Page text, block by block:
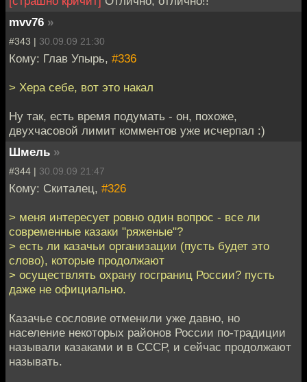
mvv76 »
#343 | 30.09.09 21:30
Кому: Глав Упырь, #336
> Хера себе, вот это накал
Ну так, есть время подумать - он, похоже,
двухчасовой лимит комментов уже исчерпал :)
Шмель »
#344 | 30.09.09 21:47
Кому: Скиталец, #326
> меня интересует ровно один вопрос - все ли
современные казаки "ряженые"?
> есть ли казачьи организации (пусть будет это
слово), которые продолжают
> осуществлять охрану госграниц России? пусть
даже не официально.
Казачье сословие отменили уже давно, но
население некоторых районов России по-традиции
называли казаками и в СССР, и сейчас продолжают
называть.